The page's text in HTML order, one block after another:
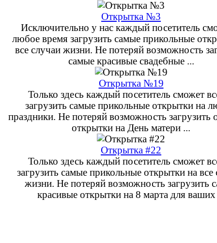
Открытка №3
Исключительно у нас каждый посетитель
любое время загрузить самые прикольные
все случаи жизни. Не потеряй возможность
самые красивые свадебные ...
Открытка №19
Только здесь каждый посетитель сможет
загрузить самые прикольные открытки на
праздники. Не потеряй возможность загрузить
открытки на День матери ...
Открытка #22
Только здесь каждый посетитель сможет
загрузить самые прикольные открытки на все
жизни. Не потеряй возможность загрузить
красивые открытки на 8 марта для ваших